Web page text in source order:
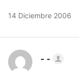
14 Diciembre 2006
- -